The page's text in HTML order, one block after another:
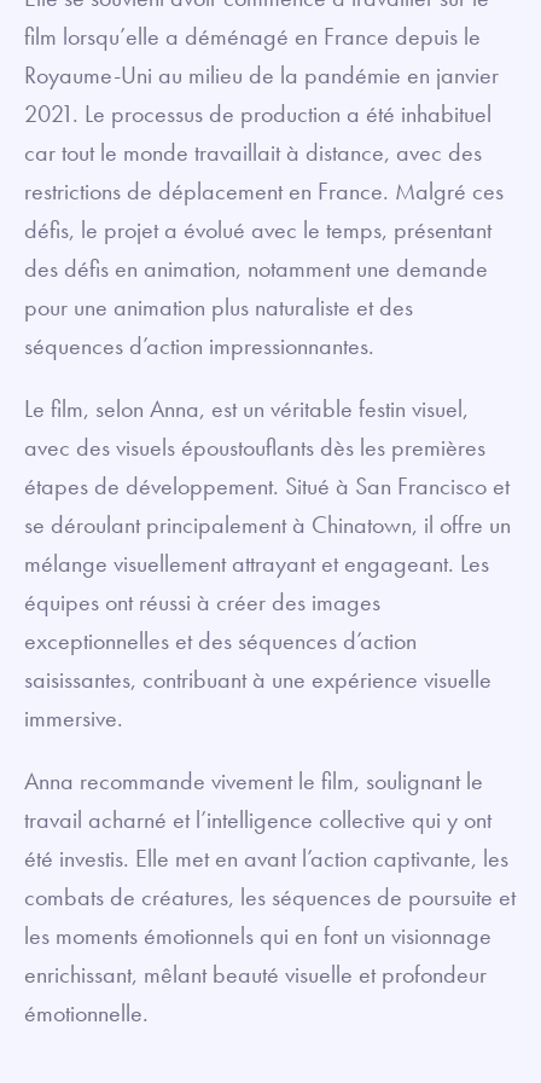
film lorsqu’elle a déménagé en France depuis le
Royaume-Uni au milieu de la pandémie en janvier
2021. Le processus de production a été inhabituel
car tout le monde travaillait à distance, avec des
restrictions de déplacement en France. Malgré ces
défis, le projet a évolué avec le temps, présentant
des défis en animation, notamment une demande
pour une animation plus naturaliste et des
séquences d’action impressionnantes.
Le film, selon Anna, est un véritable festin visuel,
avec des visuels époustouflants dès les premières
étapes de développement. Situé à San Francisco et
se déroulant principalement à Chinatown, il offre un
mélange visuellement attrayant et engageant. Les
équipes ont réussi à créer des images
exceptionnelles et des séquences d’action
saisissantes, contribuant à une expérience visuelle
immersive.
Anna recommande vivement le film, soulignant le
travail acharné et l’intelligence collective qui y ont
été investis. Elle met en avant l’action captivante, les
combats de créatures, les séquences de poursuite et
les moments émotionnels qui en font un visionnage
enrichissant, mêlant beauté visuelle et profondeur
émotionnelle.